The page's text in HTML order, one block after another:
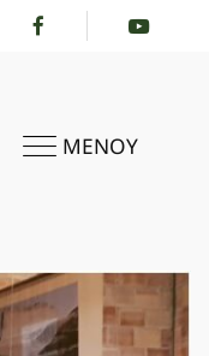
ΜΕΝΟΥ